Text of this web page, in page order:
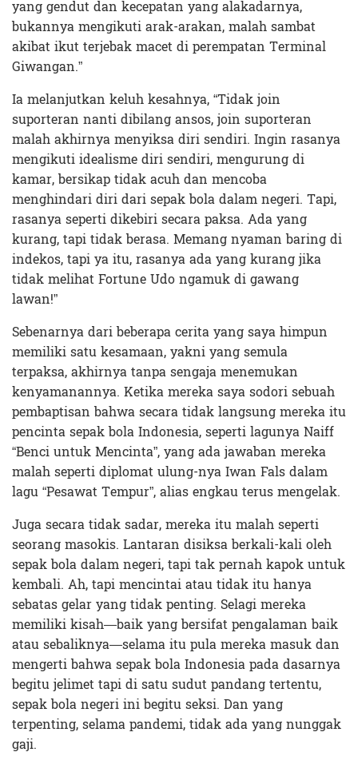
yang gendut dan kecepatan yang alakadarnya,
bukannya mengikuti arak-arakan, malah sambat
akibat ikut terjebak macet di perempatan Terminal
Giwangan.”
Ia melanjutkan keluh kesahnya, “Tidak join
suporteran nanti dibilang ansos, join suporteran
malah akhirnya menyiksa diri sendiri. Ingin rasanya
mengikuti idealisme diri sendiri, mengurung di
kamar, bersikap tidak acuh dan mencoba
menghindari diri dari sepak bola dalam negeri. Tapi,
rasanya seperti dikebiri secara paksa. Ada yang
kurang, tapi tidak berasa. Memang nyaman baring di
indekos, tapi ya itu, rasanya ada yang kurang jika
tidak melihat Fortune Udo ngamuk di gawang
lawan!”
Sebenarnya dari beberapa cerita yang saya himpun
memiliki satu kesamaan, yakni yang semula
terpaksa, akhirnya tanpa sengaja menemukan
kenyamanannya. Ketika mereka saya sodori sebuah
pembaptisan bahwa secara tidak langsung mereka itu
pencinta sepak bola Indonesia, seperti lagunya Naiff
“Benci untuk Mencinta”, yang ada jawaban mereka
malah seperti diplomat ulung-nya Iwan Fals dalam
lagu “Pesawat Tempur”, alias engkau terus mengelak.
Juga secara tidak sadar, mereka itu malah seperti
seorang masokis. Lantaran disiksa berkali-kali oleh
sepak bola dalam negeri, tapi tak pernah kapok untuk
kembali. Ah, tapi mencintai atau tidak itu hanya
sebatas gelar yang tidak penting. Selagi mereka
memiliki kisah—baik yang bersifat pengalaman baik
atau sebaliknya—selama itu pula mereka masuk dan
mengerti bahwa sepak bola Indonesia pada dasarnya
begitu jelimet tapi di satu sudut pandang tertentu,
sepak bola negeri ini begitu seksi. Dan yang
terpenting, selama pandemi, tidak ada yang nunggak
gaji.